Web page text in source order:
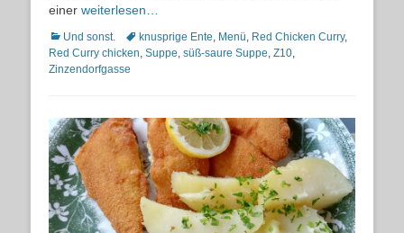
einer weiterlesen…
Kategorien
Und sonst. Schlagworte
knusprige Ente, Menü, Red Chicken Curry,
Red Curry chicken, Suppe, süß-saure Suppe, Z10,
Zinzendorfgasse